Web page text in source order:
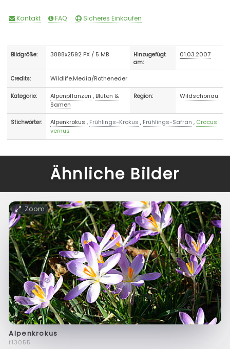
Kontakt FAQ Sicheres Einkaufen
Bildgröße: 3888x2592 PX / 5 MB
Hinzugefügt
am:
01.03.2007
Credits: Wildlife.Media/Rotheneder
Kategorie: Alpenpflanzen , Blüten &
Samen
Region: Wildschönau
Stichwörter: Alpenkrokus , Frühlings-Krokus , Frühlings-Safran , Crocus
vernus
Ähnliche Bilder
Zoom
Alpenkrokus
f13055